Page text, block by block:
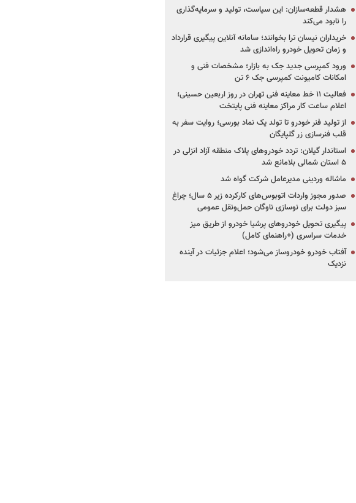
هشدار قطعه‌سازان: این سیاست، تولید و سرمایه‌گذاری
را نابود می‌کند
خریداران نیسان ترا بخوانند؛ سامانه آنلاین پیگیری قرارداد
و زمان تحویل خودرو راه‌اندازی شد
ورود کمپرسی جدید جک به بازار؛ مشخصات فنی و
امکانات کامیونت کمپرسی جک ۶ تن
فعالیت ۱۱ خط معاینه فنی تهران در روز اربعین حسینی؛
اعلام ساعت کار مراکز معاینه فنی پایتخت
از تولید فنر خودرو تا تولد یک نماد بورسی؛ روایت سفر به
قلب فنرسازی زر گلپایگان
استاندار گیلان: تردد خودروهای پلاک منطقه آزاد انزلی در
۵ استان شمالی بلامانع شد
ماشاله وردینی مدیرعامل شرکت گواه شد
صدور مجوز واردات اتوبوس‌های کارکرده زیر ۵ سال؛ چراغ
سبز دولت برای نوسازی ناوگان حمل‌ونقل عمومی
پیگیری تحویل خودروهای پرشیا خودرو از طریق میز
خدمات سراسری (+راهنمای کامل)
آفتاب خودرو خودروساز می‌شود؛ اعلام جزئیات در آینده
نزدیک